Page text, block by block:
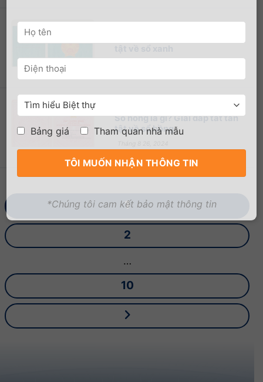
Sổ hồng là gì? Giải đáp tất tần
tật về sổ hồng
1
2
…
10
Bảng giá Tham quan nhà mẫu
*Chúng tôi cam kết bảo mật thông tin